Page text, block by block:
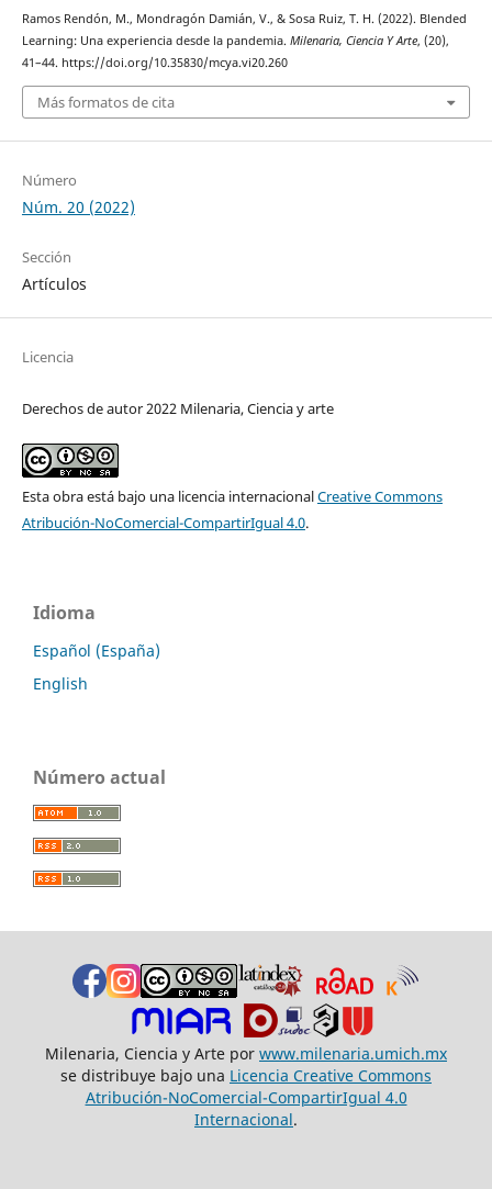
Ramos Rendón, M., Mondragón Damián, V., & Sosa Ruiz, T. H. (2022). Blended
Learning: Una experiencia desde la pandemia. Milenaria, Ciencia Y Arte, (20),
41–44. https://doi.org/10.35830/mcya.vi20.260
Más formatos de cita
Número
Núm. 20 (2022)
Sección
Artículos
Licencia
Derechos de autor 2022 Milenaria, Ciencia y arte
Esta obra está bajo una licencia internacionalCreative Commons
Atribución-NoComercial-CompartirIgual 4.0.
Idioma
Español (España)
English
Número actual
Milenaria, Ciencia y Arte por www.milenaria.umich.mx
se distribuye bajo una Licencia Creative Commons
Atribución-NoComercial-CompartirIgual 4.0
Internacional.